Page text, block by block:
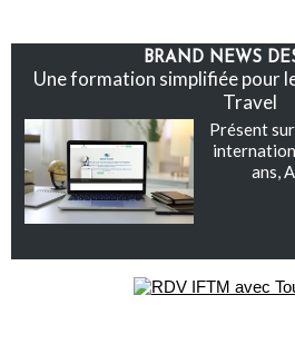
BRAND NEWS
Une formation simplifiée pour
Travel
Présent
ans,